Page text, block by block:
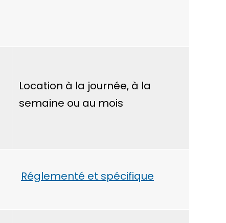
Location à la journée, à la
semaine ou au mois
Réglementé et spécifique